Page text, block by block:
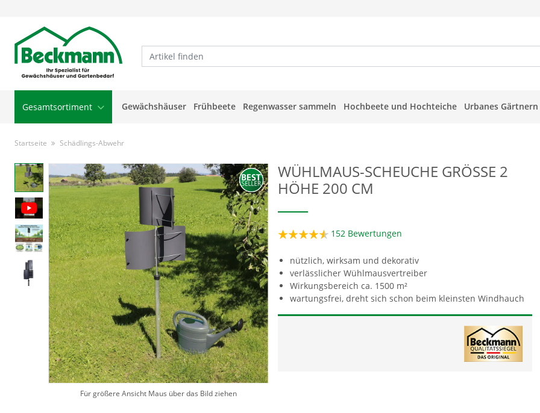
Gesamtsortiment Gewächshäuser Frühbeete Regenwasser sammeln Hochbeete und Hochteiche Urbanes Gärtnern
Startseite Schädlings-Abwehr
Für größere Ansicht Maus über das Bild ziehen
WÜHLMAUS-SCHEUCHE GRÖSSE 2
HÖHE 200 CM
152 Bewertungen
nützlich, wirksam und dekorativ
verlässlicher Wühlmausvertreiber
Wirkungsbereich ca. 1500 m²
wartungsfrei, dreht sich schon beim kleinsten Windhauch